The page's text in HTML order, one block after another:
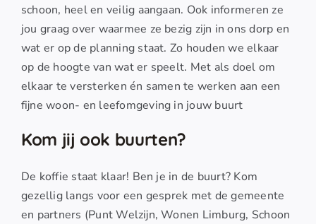
schoon, heel en veilig aangaan. Ook informeren ze
jou graag over waarmee ze bezig zijn in ons dorp en
wat er op de planning staat. Zo houden we elkaar
op de hoogte van wat er speelt. Met als doel om
elkaar te versterken én samen te werken aan een
fijne woon- en leefomgeving in jouw buurt
Kom jij ook buurten?
De koffie staat klaar! Ben je in de buurt? Kom
gezellig langs voor een gesprek met de gemeente
en partners (Punt Welzijn, Wonen Limburg, Schoon